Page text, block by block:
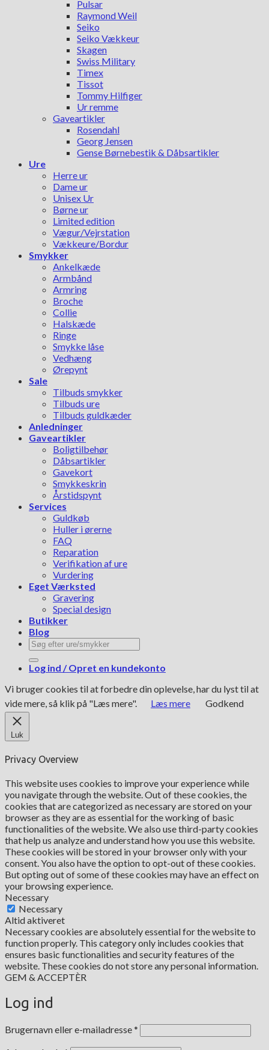
Pulsar
Raymond Weil
Seiko
Seiko Vækkeur
Skagen
Swiss Military
Timex
Tissot
Tommy Hilfiger
Ur remme
Gaveartikler
Rosendahl
Georg Jensen
Gense Børnebestik & Dåbsartikler
Ure
Herre ur
Dame ur
Unisex Ur
Børne ur
Limited edition
Vægur/Vejrstation
Vækkeure/Bordur
Smykker
Ankelkæde
Armbånd
Armring
Broche
Collie
Halskæde
Ringe
Smykke låse
Vedhæng
Ørepynt
Sale
Tilbuds smykker
Tilbuds ure
Tilbuds guldkæder
Anledninger
Gaveartikler
Boligtilbehør
Dåbsartikler
Gavekort
Smykkeskrin
Årstidspynt
Services
Guldkøb
Huller i ørerne
FAQ
Reparation
Verifikation af ure
Vurdering
Eget Værksted
Gravering
Special design
Butikker
Blog
Søg
efter:
Log ind / Opret en kundekonto
Vi bruger cookies til at forbedre din oplevelse, har du lyst til at
vide mere, så klik på "Læs mere".
Læs mere Godkend
Luk
Privacy Overview
This website uses cookies to improve your experience while
you navigate through the website. Out of these cookies, the
cookies that are categorized as necessary are stored on your
browser as they are as essential for the working of basic
functionalities of the website. We also use third-party cookies
that help us analyze and understand how you use this website.
These cookies will be stored in your browser only with your
consent. You also have the option to opt-out of these cookies.
But opting out of some of these cookies may have an effect on
your browsing experience.
Necessary
Necessary
Altid aktiveret
Necessary cookies are absolutely essential for the website to
function properly. This category only includes cookies that
ensures basic functionalities and security features of the
website. These cookies do not store any personal information.
GEM & ACCEPTÈR
Log ind
Brugernavn eller e-mailadresse* Påkrævet